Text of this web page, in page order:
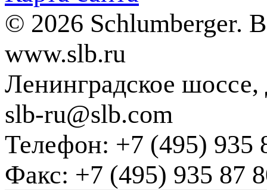
© 2026 Schlumberger.
www.slb.ru
Ленинградское
slb-ru@slb.com
Телефон: +7 (495) 935
Факс: +7 (495) 935 87